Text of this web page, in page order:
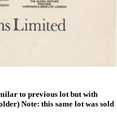
to previous lot but with
Note: this same lot was sold